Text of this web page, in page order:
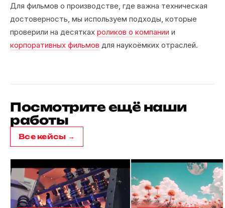
Для фильмов о производстве, где важна техническая
достоверность, мы используем подходы, которые
проверили на десятках роликов о компании и
корпоративных фильмов для наукоёмких отраслей.
Посмотрите ещё наши
работы
Все кейсы →